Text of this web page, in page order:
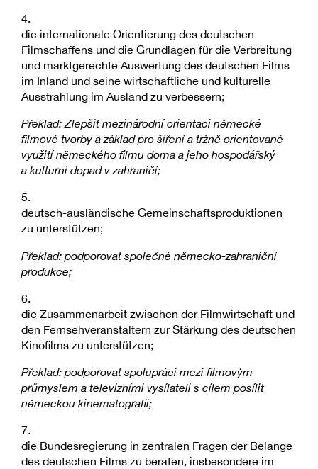
4.
die internationale Orientierung des deutschen
Filmschaffens und die Grundlagen für die Verbreitung
und marktgerechte Auswertung des deutschen Films
im Inland und seine wirtschaftliche und kulturelle
Ausstrahlung im Ausland zu verbessern;
Překlad: Zlepšit mezinárodní orientaci německé
filmové tvorby a základ pro šíření a tržně orientované
využití německého filmu doma a jeho hospodářský
a kulturní dopad v zahraničí;
5.
deutsch-ausländische Gemeinschaftsproduktionen
zu unterstützen;
Překlad: podporovat společné německo-zahraniční
produkce;
6.
die Zusammenarbeit zwischen der Filmwirtschaft und
den Fernsehveranstaltern zur Stärkung des deutschen
Kinofilms zu unterstützen;
Překlad: podporovat spolupráci mezi filmovým
průmyslem a televizními vysílateli s cílem posílit
německou kinematografii;
7.
die Bundesregierung in zentralen Fragen der Belange
des deutschen Films zu beraten, insbesondere im